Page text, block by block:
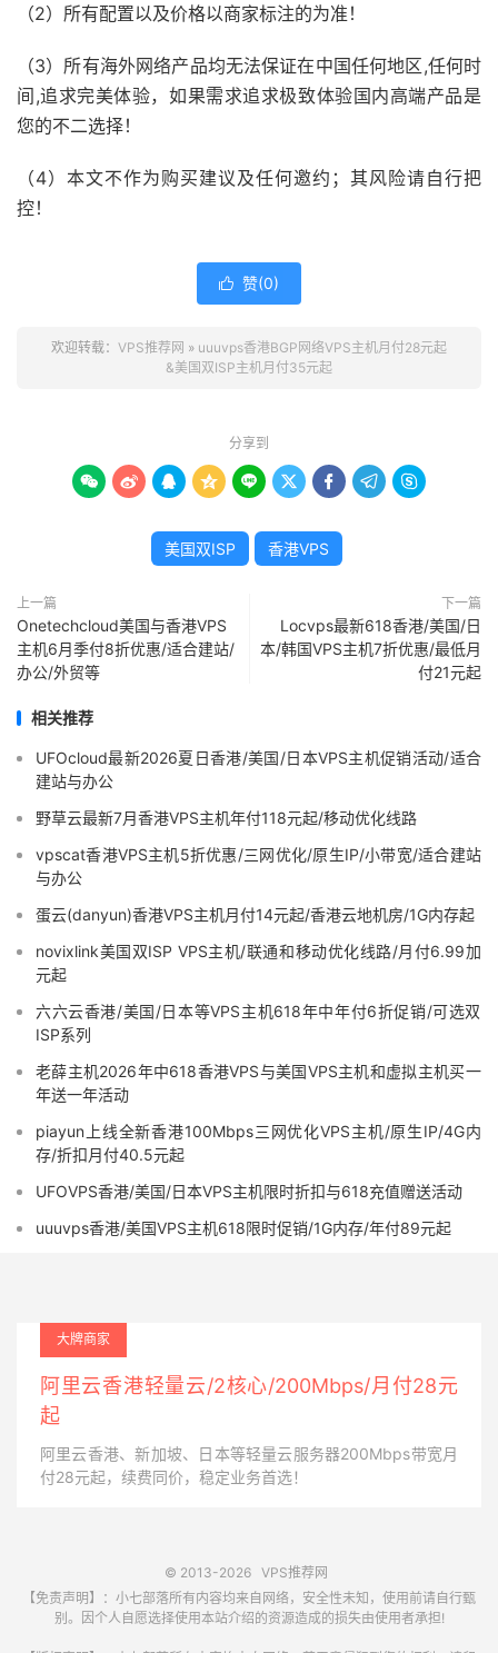
（2）所有配置以及价格以商家标注的为准！
（3）所有海外网络产品均无法保证在中国任何地区,任何时
间,追求完美体验，如果需求追求极致体验国内高端产品是
您的不二选择！
（4）本文不作为购买建议及任何邀约；其风险请自行把
控！
 赞(0)
欢迎转载： VPS推荐网 » uuuvps香港BGP网络VPS主机月付28元起
&美国双ISP主机月付35元起
分享到
        
美国双ISP 香港VPS
上一篇
Onetechcloud美国与香港VPS
主机6月季付8折优惠/适合建站/
办公/外贸等
下一篇
Locvps最新618香港/美国/日
本/韩国VPS主机7折优惠/最低月
付21元起
相关推荐
UFOcloud最新2026夏日香港/美国/日本VPS主机促销活动/适合
建站与办公
野草云最新7月香港VPS主机年付118元起/移动优化线路
vpscat香港VPS主机5折优惠/三网优化/原生IP/小带宽/适合建站
与办公
蛋云(danyun)香港VPS主机月付14元起/香港云地机房/1G内存起
novixlink美国双ISP VPS主机/联通和移动优化线路/月付6.99加
元起
六六云香港/美国/日本等VPS主机618年中年付6折促销/可选双
ISP系列
老薛主机2026年中618香港VPS与美国VPS主机和虚拟主机买一
年送一年活动
piayun上线全新香港100Mbps三网优化VPS主机/原生IP/4G内
存/折扣月付40.5元起
UFOVPS香港/美国/日本VPS主机限时折扣与618充值赠送活动
uuuvps香港/美国VPS主机618限时促销/1G内存/年付89元起
大牌商家
阿里云香港轻量云/2核心/200Mbps/月付28元
起
阿里云香港、新加坡、日本等轻量云服务器200Mbps带宽月
付28元起，续费同价，稳定业务首选！
© 2013-2026 VPS推荐网
【免责声明】：小七部落所有内容均来自网络，安全性未知，使用前请自行甄
别。因个人自愿选择使用本站介绍的资源造成的损失由使用者承担!